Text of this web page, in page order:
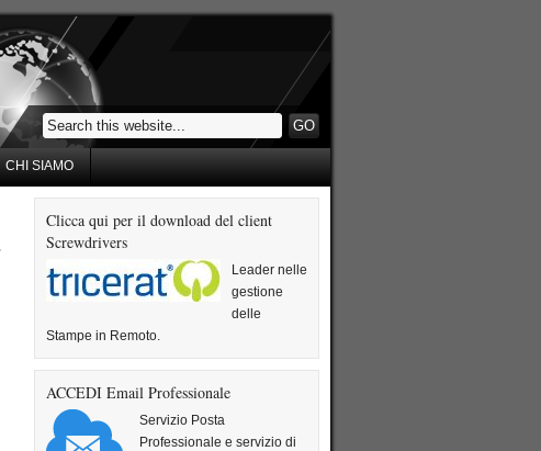
CHI SIAMO
Clicca qui per il download del client
Screwdrivers
Leader nelle
gestione
delle
Stampe in Remoto.
ACCEDI Email Professionale
Servizio Posta
Professionale e servizio di